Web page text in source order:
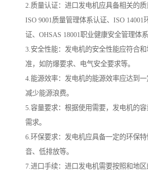
2.质量认证：进口发电机应具备相关的
ISO 9001质量管理体系认证、ISO 14001
证、OHSAS 18001职业健康安全管理体系
3.安全性能：发电机的安全性能应符合
准，如防爆要求、电气安全要求等。
4.能源效率：发电机的能源效率应达到
减少能源浪费。
5.容量要求：根据使用需要，发电机的
需求。
6.环保要求：发电机应具备一定的环保
音、低排放等。
7.进口手续：进口发电机需要按照和地区